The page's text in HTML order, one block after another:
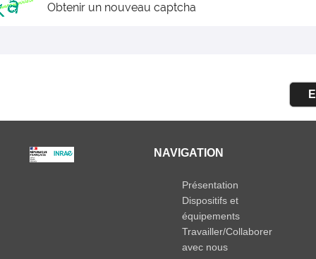
Obtenir un nouveau captcha
NAVIGATION
Présentation
Dispositifs et
équipements
Travailler/Collaborer
avec nous